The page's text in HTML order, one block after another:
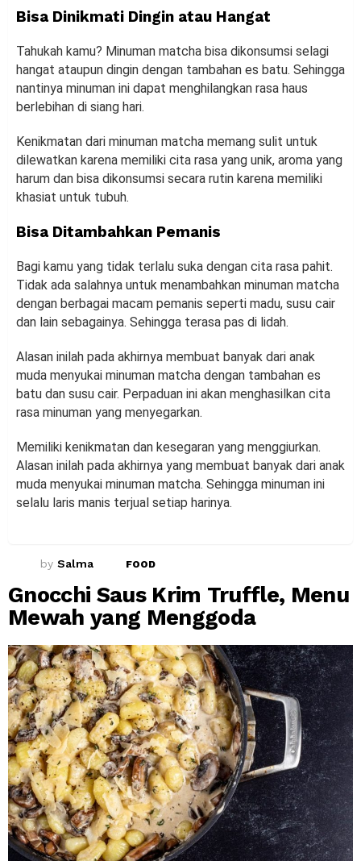
Bisa Dinikmati Dingin atau Hangat
Tahukah kamu? Minuman matcha bisa dikonsumsi selagi
hangat ataupun dingin dengan tambahan es batu. Sehingga
nantinya minuman ini dapat menghilangkan rasa haus
berlebihan di siang hari.
Kenikmatan dari minuman matcha memang sulit untuk
dilewatkan karena memiliki cita rasa yang unik, aroma yang
harum dan bisa dikonsumsi secara rutin karena memiliki
khasiat untuk tubuh.
Bisa Ditambahkan Pemanis
Bagi kamu yang tidak terlalu suka dengan cita rasa pahit.
Tidak ada salahnya untuk menambahkan minuman matcha
dengan berbagai macam pemanis seperti madu, susu cair
dan lain sebagainya. Sehingga terasa pas di lidah.
Alasan inilah pada akhirnya membuat banyak dari anak
muda menyukai minuman matcha dengan tambahan es
batu dan susu cair. Perpaduan ini akan menghasilkan cita
rasa minuman yang menyegarkan.
Memiliki kenikmatan dan kesegaran yang menggiurkan.
Alasan inilah pada akhirnya yang membuat banyak dari anak
muda menyukai minuman matcha. Sehingga minuman ini
selalu laris manis terjual setiap harinya.
by Salma FOOD
Gnocchi Saus Krim Truffle, Menu
Mewah yang Menggoda